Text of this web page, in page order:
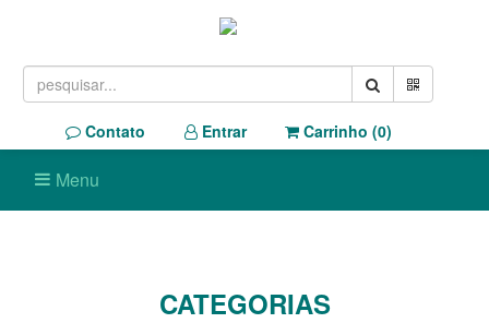
Contato Entrar Carrinho (0)
Menu
CATEGORIAS